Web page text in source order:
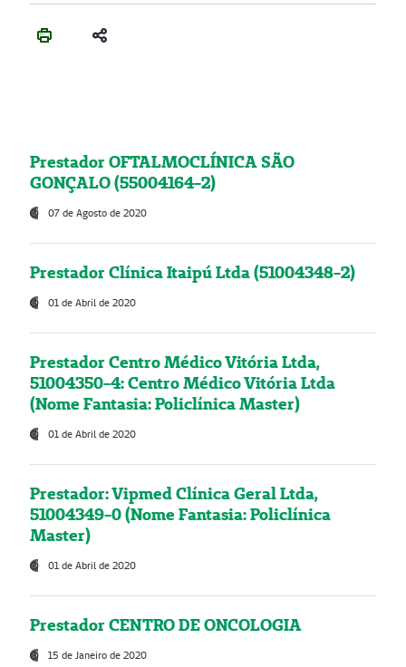
Prestador OFTALMOCLÍNICA SÃO
GONÇALO (55004164-2)
07 de Agosto de 2020
Prestador Clínica Itaipú Ltda (51004348-2)
01 de Abril de 2020
Prestador Centro Médico Vitória Ltda,
51004350-4: Centro Médico Vitória Ltda
(Nome Fantasia: Policlínica Master)
01 de Abril de 2020
Prestador: Vipmed Clínica Geral Ltda,
51004349-0 (Nome Fantasia: Policlínica
Master)
01 de Abril de 2020
Prestador CENTRO DE ONCOLOGIA
15 de Janeiro de 2020